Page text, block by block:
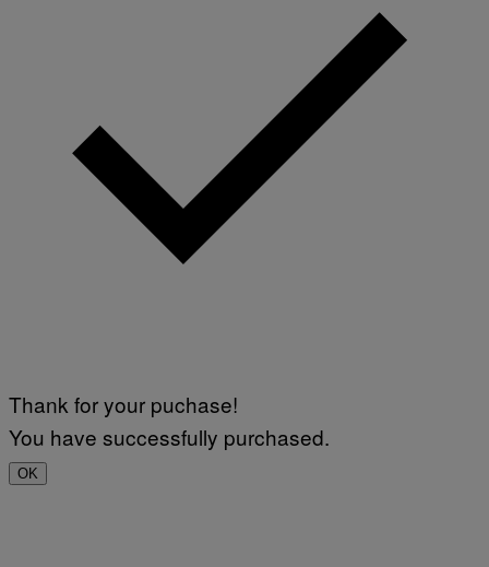
Thank for your puchase!
You have successfully purchased.
OK